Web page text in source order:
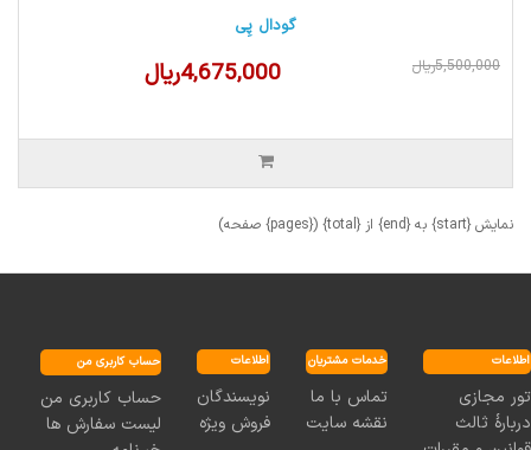
گودال پِی
4,675,000ریال 5,500,000ریال
نمایش {start} به {end} از {total} ({pages} صفحه)
اطلاعات
تور مجازی
دربارۀ ثالث
خدمات مشتریان
تماس با ما
نقشه سایت
اطلاعات
نویسندگان
فروش ویژه
حساب کاربری من
حساب کاربری من
لیست سفارش ها